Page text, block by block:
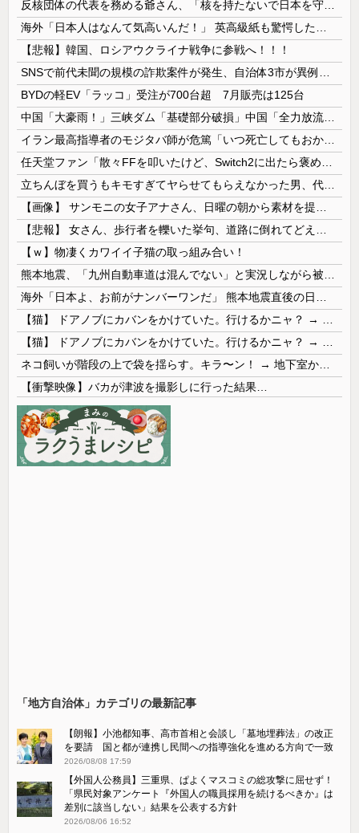
【悲報】韓国、ロシアウクライナ戦争に参戦へ！！！
BYDの軽EV「ラッコ」受注が700台超 7月販売は125台
【ｗ】物凄くカワイイ子猫の取っ組み合い！
【衝撃映像】バカが津波を撮影しに行った結果…
「地方自治体」カテゴリの最新記事
【朗報】小池都知事、高市首相と会談し「墓地埋葬法」の改正
を要請 国と都が連携し民間への指導強化を進める方向で一致
2026/08/08 17:59
【外国人公務員】三重県、ぱよくマスコミの総攻撃に屈せず！
「県民対象アンケート『外国人の職員採用を続けるべきか』は
差別に該当しない」結果を公表する方針
2026/08/06 16:52